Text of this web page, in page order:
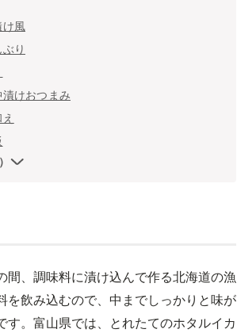
け風
り
けおつまみ
、調味料に漬け込んで作る北海道の漁
飲み込むので、中までしっかりと味が
。富山県では、とれたてのホタルイカ